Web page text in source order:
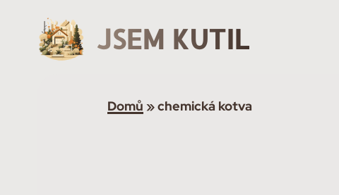
JSEM KUTIL
Domů »chemická kotva